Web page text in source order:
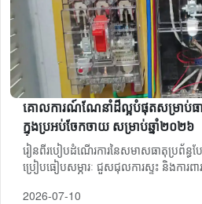
គោលការណ៍ណែនាំដ៏ល្អបំផុតសម្រាប់ធា
ក្នុងប្រអប់ចែកចាយ សម្រាប់ឆ្នាំ២០២៦
រៀនពីរបៀបដំណើរការនៃសមាសធាតុប្រព័ន្ធ
ប្រៀបធៀបសម្ភារៈ ជួសជុលការស្ទះ និងការព
2026-07-10